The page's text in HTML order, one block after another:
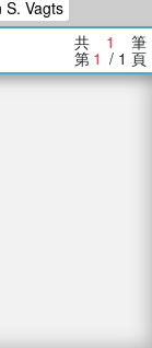
念華 、
孩：黎曼猜想 、
S. Vagts
共 1 筆
第 1 / 1 頁